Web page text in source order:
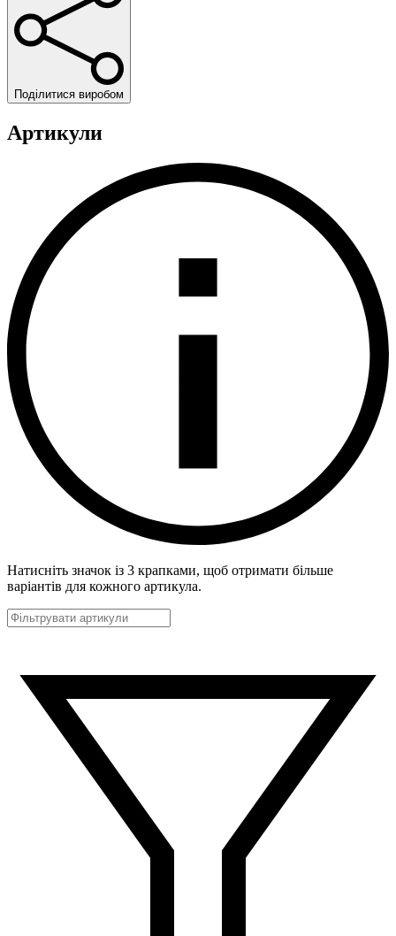
Поділитися виробом
Артикули
Натисніть значок із 3 крапками, щоб отримати більше
варіантів для кожного артикула.